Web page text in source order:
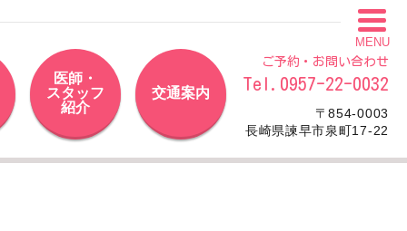
医師・
スタッフ
紹介
交通案内
MENU
ご予約・お問い合わせ
Tel.0957-22-0032
〒854-0003
長崎県諫早市泉町17-22